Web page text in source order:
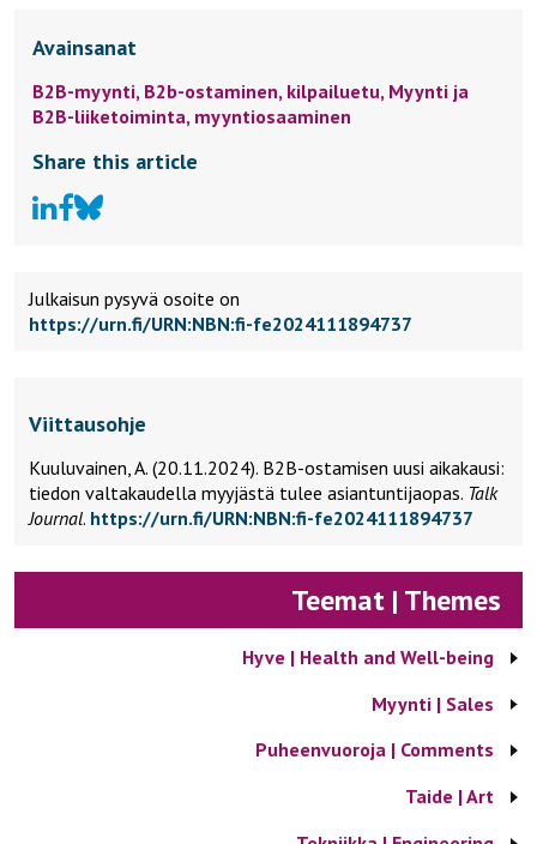
Avainsanat
B2B-myynti, B2b-ostaminen, kilpailuetu, Myynti ja
B2B-liiketoiminta, myyntiosaaminen
Share this article
Julkaisun pysyvä osoite on
https://urn.fi/URN:NBN:fi-fe2024111894737
Viittausohje
Kuuluvainen, A. (20.11.2024). B2B-ostamisen uusi aikakausi:
tiedon valtakaudella myyjästä tulee asiantuntijaopas. Talk
Journal. https://urn.fi/URN:NBN:fi-fe2024111894737
Teemat | Themes
Hyve | Health and Well-being
Myynti | Sales
Puheenvuoroja | Comments
Taide | Art